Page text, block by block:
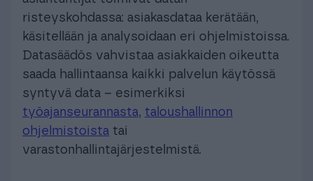
risteyskohdassa: asiakasdataa kerätään,
käsitellään ja analysoidaan eri ohjelmistoissa.
Datasäädös vahvistaa asiakkaiden oikeutta
saada hallintaansa kaikki palvelun käytössä
syntyvä data – esimerkiksi
työajanseurannasta, taloushallinnon
ohjelmistoista tai
varastonhallintajärjestelmistä.